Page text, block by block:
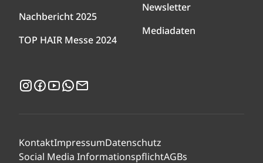
Nachbericht 2025
TOP HAIR Messe 2024
Newsletter
Mediadaten
Instagram
Facebook
YouTubeWhatsApp
KontaktImpressumDatenschutz
Social Media InformationspflichtAGBs